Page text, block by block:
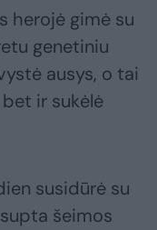
herojė gimė su
genetiniu
ausys, o tai
ir sukėlė
susidūrė su
šeimos